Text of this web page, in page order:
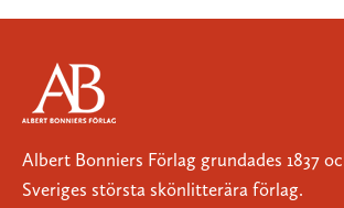
Albert Bonniers Förlag grundades 1837
Sveriges största skönlitterära förlag.